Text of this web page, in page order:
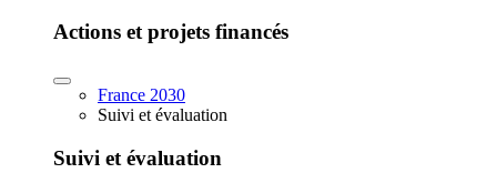
Actions et projets financés
France 2030
Suivi et évaluation
Suivi et évaluation